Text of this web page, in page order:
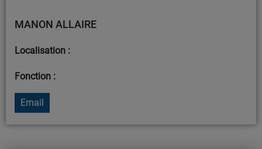
MANON ALLAIRE
Localisation :
Fonction :
Email